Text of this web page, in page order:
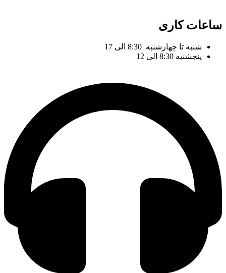
ساعات کاری
شنبه تا چهارشنبه 8:30 الی 17
پنجشنبه 8:30 الی 12